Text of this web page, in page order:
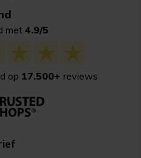
met 4.9/5
op 17.500+ reviews